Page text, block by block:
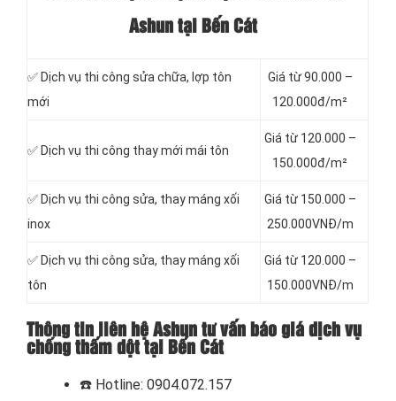
Ashun tại Bến Cát
✅ Dịch vụ thi công sửa chữa, lợp tôn
mới
Giá từ 90.000 –
120.000đ/m²
✅ Dịch vụ thi công thay mới mái tôn
Giá từ 120.000 –
150.000đ/m²
✅ Dịch vụ thi công sửa, thay máng xối
inox
Giá từ 150.000 –
250.000VNĐ/m
✅ Dịch vụ thi công sửa, thay máng xối
tôn
Giá từ 120.000 –
150.000VNĐ/m
Thông tin liên hệ Ashun tư vấn báo giá dịch vụ
chống thấm dột tại Bến Cát
☎️ Hotline: 0904.072.157